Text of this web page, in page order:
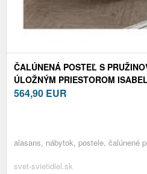
ČALÚNENÁ POSTEĽ S
ÚLOŽNÝM PRIESTOROM
8595178699832
564,90 EUR
alasans, nábytok, postele, čalúnené
svet-svietidiel.sk